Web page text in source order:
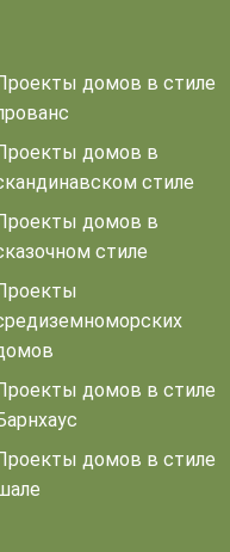
домов в стиле
домов в
стиле
домов в
стиле
домов в стиле
домов в стиле